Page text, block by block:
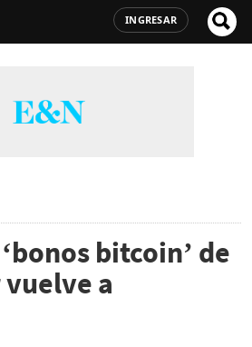
INGRESAR
bitcoin’ de
a